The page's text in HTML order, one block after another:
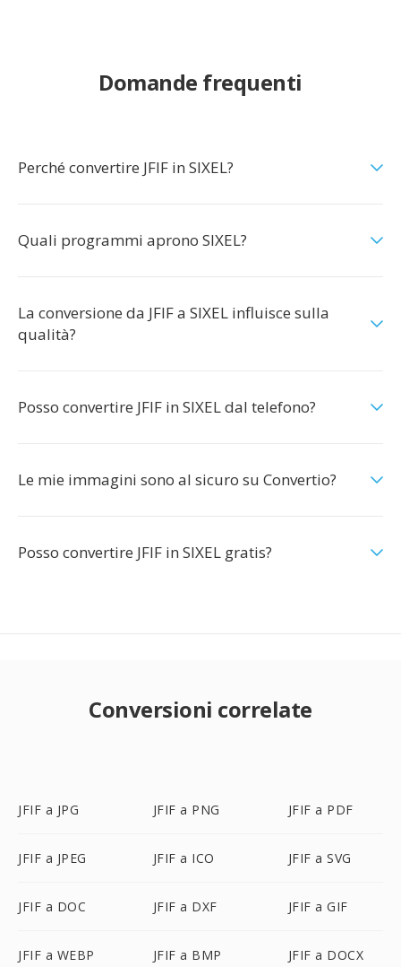
Domande frequenti
Perché convertire JFIF in SIXEL?
Quali programmi aprono SIXEL?
La conversione da JFIF a SIXEL influisce sulla
qualità?
Posso convertire JFIF in SIXEL dal telefono?
Le mie immagini sono al sicuro su Convertio?
Posso convertire JFIF in SIXEL gratis?
Conversioni correlate
JFIF a JPG JFIF a PNG JFIF a PDF
JFIF a JPEG JFIF a ICO JFIF a SVG
JFIF a DOC JFIF a DXF JFIF a GIF
JFIF a WEBP JFIF a BMP JFIF a DOCX